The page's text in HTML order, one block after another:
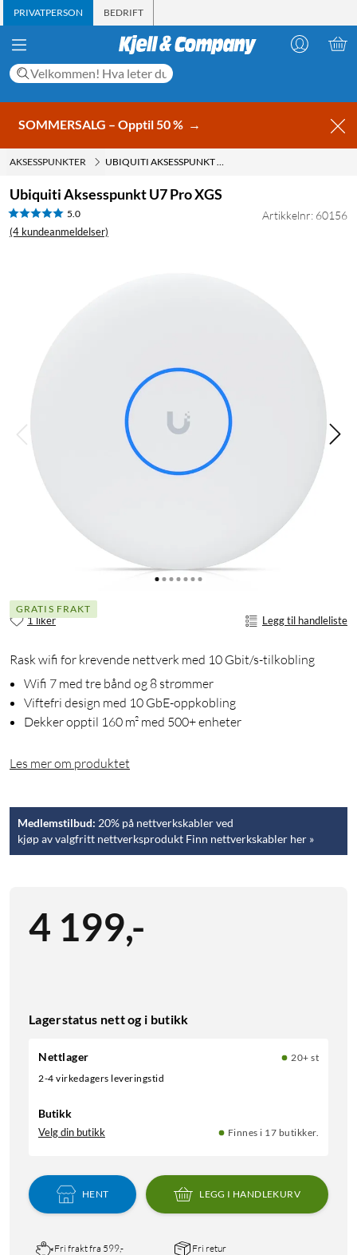
PRIVATPERSON BEDRIFT
SOMMERSALG – Opptil 50 % →
AKSESSPUNKTER UBIQUITI AKSESSPUNKT U7 PRO XGS
Ubiquiti Aksesspunkt U7 Pro XGS
5.0
(4 kundeanmeldelser)
Artikkelnr: 60156
GRATIS FRAKT
1 liker Legg til handleliste
Rask wifi for krevende nettverk med 10 Gbit/s-tilkobling
Wifi 7 med tre bånd og 8 strømmer
Viftefri design med 10 GbE-oppkobling
Dekker opptil 160 m² med 500+ enheter
Les mer om produktet
Medlemstilbud: 20% på nettverkskabler ved
kjøp av valgfritt nettverksprodukt Finn nettverkskabler her »
4 199,-
Lagerstatus nett og i butikk
Nettlager
20+ st
2-4 virkedagers leveringstid
Butikk
Velg din butikk Finnes i 17 butikker.
HENT LEGG I HANDLEKURV
Fri frakt fra 599,- Fri retur